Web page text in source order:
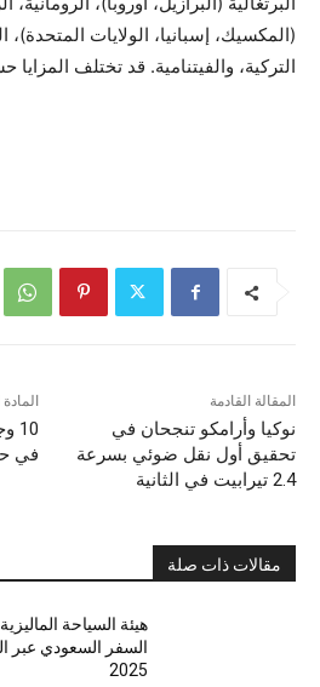
(المكسيك، إسبانيا، الولايات المتحدة)،
التركية، والفيتنامية. قد تختلف
في
المقالة القادمة
نوكيا وأرامكو تنجحان في
تحقيق أول نقل ضوئي بسرعة
2.4 تيرابيت في الثانية
مقالات ذات صلة
هيئة السياحة
السفر السعودي عبر
2025